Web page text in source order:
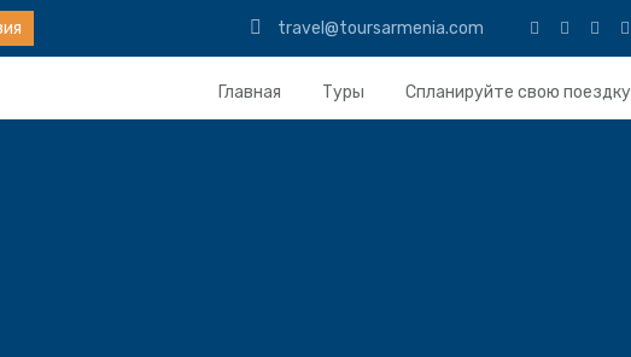
travel@toursarmenia.com
Главная Туры Спланируйте свою поездку